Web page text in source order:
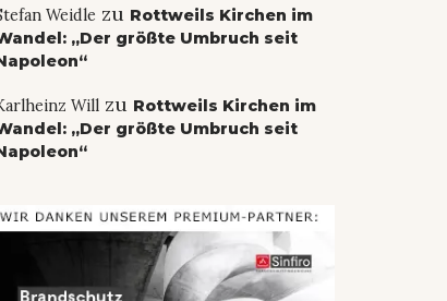
Weidle zu Rottweils Kirchen im
„Der größte Umbruch seit
Willzu Rottweils Kirchen im
„Der größte Umbruch seit